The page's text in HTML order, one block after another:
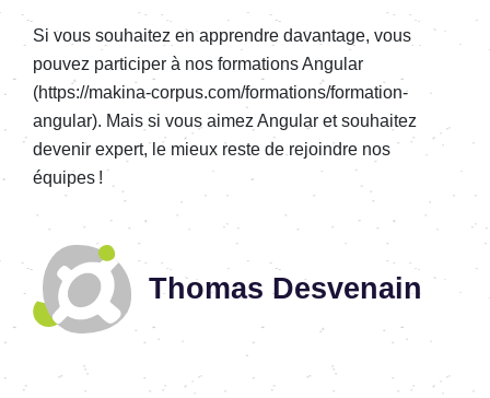
Si vous souhaitez en apprendre davantage, vous
pouvez participer à nos formations Angular
(https://makina-corpus.com/formations/formation-
angular). Mais si vous aimez Angular et souhaitez
devenir expert, le mieux reste de rejoindre nos
équipes !
Thomas Desvenain